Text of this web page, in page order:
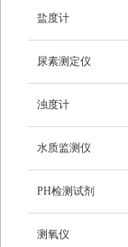
盐度计
尿素测定仪
浊度计
水质监测仪
PH检测试剂
测氧仪